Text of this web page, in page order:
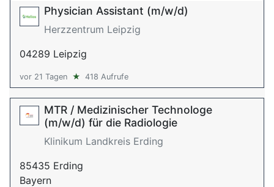
Physician Assistant (m/w/d)
Herzzentrum Leipzig
04289 Leipzig
vor 21 Tagen ★ 418 Aufrufe
MTR / Medizinischer Technologe
(m/w/d) für die Radiologie
Klinikum Landkreis Erding
85435 Erding
Bayern